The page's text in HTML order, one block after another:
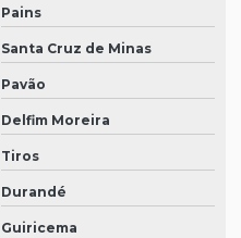
Pains
Santa Cruz de Minas
Pavão
Delfim Moreira
Tiros
Durandé
Guiricema